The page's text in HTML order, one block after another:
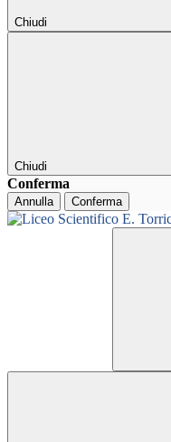
Chiudi
Chiudi
Conferma
Annulla Conferma